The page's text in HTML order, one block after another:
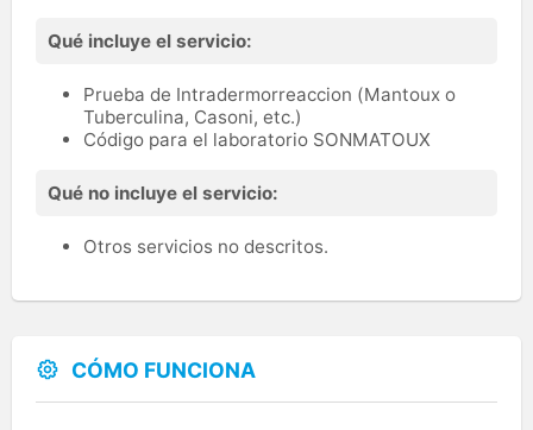
Qué incluye el servicio:
Prueba de Intradermorreaccion (Mantoux o
Tuberculina, Casoni, etc.)
Código para el laboratorio SONMATOUX
Qué no incluye el servicio:
Otros servicios no descritos.
CÓMO FUNCIONA